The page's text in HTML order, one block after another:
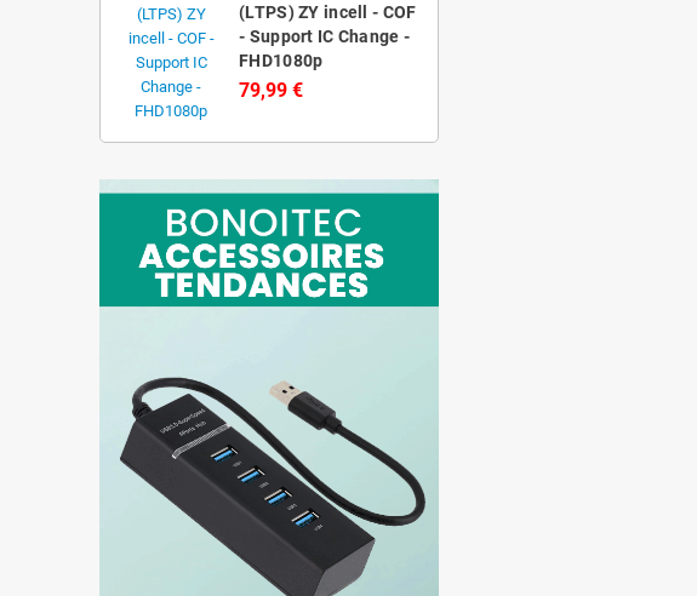
(LTPS) ZY incell - COF
- Support IC Change -
FHD1080p
79,99 €